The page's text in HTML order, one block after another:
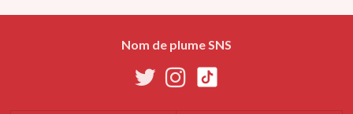
Nom de plume SNS